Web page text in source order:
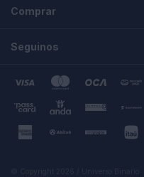
Comprar
Seguinos